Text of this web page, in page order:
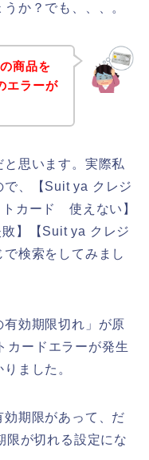
か？でも、、、。
商品を
エラーが
思います。実際私
で、【Suit ya クレジ
カード 使えない】
】【Suit ya クレジ
検索をしてみまし
効期限切れ」が原
カードエラーが発生
ました。
期限があって、だ
限が切れる設定にな